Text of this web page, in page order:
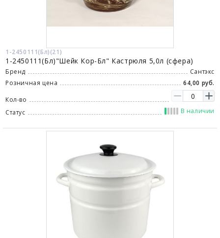
1-2450111(Бл)(21)
1-2450111(Бл)"Шейк Кор-Бл" Кастрюля 5,0л (сфера)
Бренд
Сантэкс
Розничная цена
64,00 руб.
Кол-во
Статус
В наличии